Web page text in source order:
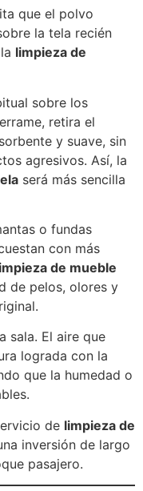
que el polvo
la tela recién
limpieza de
sobre los
retira el
y suave, sin
agresivos. Así, la
será más sencilla
o fundas
con más
de mueble
de pelos, olores y
sala. El aire que
lograda con la
que la humedad o
de limpieza de
inversión de largo
pasajero.